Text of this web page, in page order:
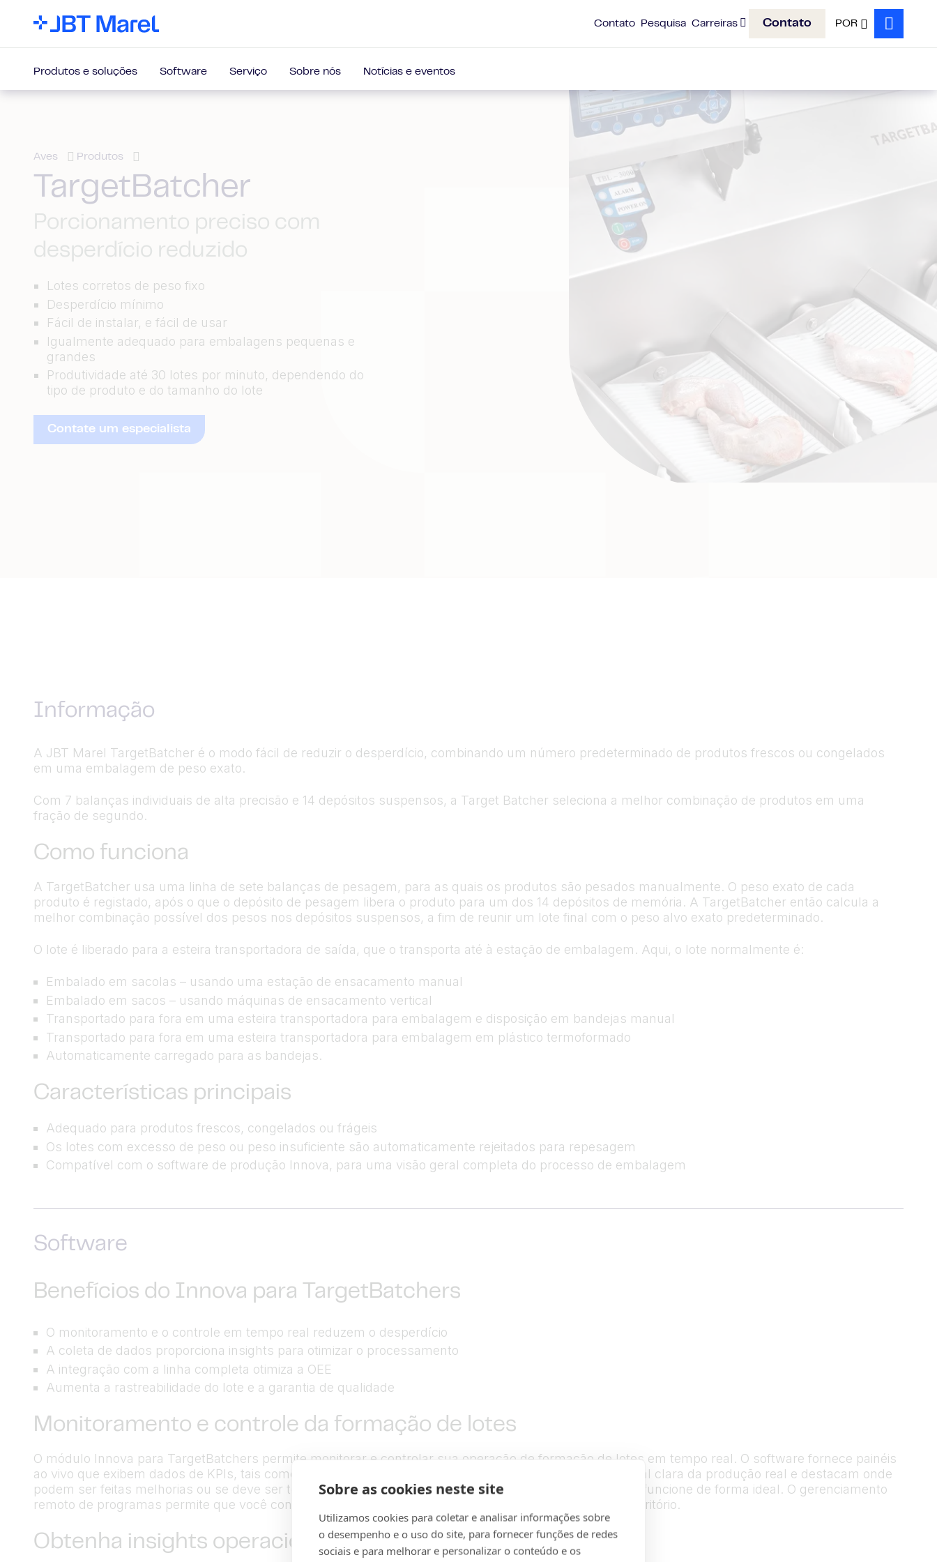
Sobre as cookies neste site
Utilizamos cookies para coletar e analisar informações sobre
o desempenho e o uso do site, para fornecer funções de redes
sociais e para melhorar e personalizar o conteúdo e os
Contato Pesquisa Carreiras Contato POR
Search
Produtos e soluções Software Serviço Sobre nós Notícias e eventos
Aves Produtos
TargetBatcher
Porcionamento preciso com
desperdício reduzido
Lotes corretos de peso fixo
Desperdício mínimo
Fácil de instalar, e fácil de usar
Igualmente adequado para embalagens pequenas e
grandes
Produtividade até 30 lotes por minuto, dependendo do
tipo de produto e do tamanho do lote
Contate um especialista
Informação
A JBT Marel TargetBatcher é o modo fácil de reduzir o desperdício, combinando um número predeterminado de produtos frescos ou congelados
em uma embalagem de peso exato.
Com 7 balanças individuais de alta precisão e 14 depósitos suspensos, a Target Batcher seleciona a melhor combinação de produtos em uma
fração de segundo.
Como funciona
A TargetBatcher usa uma linha de sete balanças de pesagem, para as quais os produtos são pesados manualmente. O peso exato de cada
produto é registado, após o que o depósito de pesagem libera o produto para um dos 14 depósitos de memória. A TargetBatcher então calcula a
melhor combinação possível dos pesos nos depósitos suspensos, a fim de reunir um lote final com o peso alvo exato predeterminado.
O lote é liberado para a esteira transportadora de saída, que o transporta até à estação de embalagem. Aqui, o lote normalmente é:
Embalado em sacolas – usando uma estação de ensacamento manual
Embalado em sacos – usando máquinas de ensacamento vertical
Transportado para fora em uma esteira transportadora para embalagem e disposição em bandejas manual
Transportado para fora em uma esteira transportadora para embalagem em plástico termoformado
Automaticamente carregado para as bandejas.
Características principais
Adequado para produtos frescos, congelados ou frágeis
Os lotes com excesso de peso ou peso insuficiente são automaticamente rejeitados para repesagem
Compatível com o software de produção Innova, para uma visão geral completa do processo de embalagem
Software
Benefícios do Innova para TargetBatchers
O monitoramento e o controle em tempo real reduzem o desperdício
A coleta de dados proporciona insights para otimizar o processamento
A integração com a linha completa otimiza a OEE
Aumenta a rastreabilidade do lote e a garantia de qualidade
Monitoramento e controle da formação de lotes
O módulo Innova para TargetBatchers permite monitorar e controlar sua operação de formação de lotes em tempo real. O software fornece painéis
ao vivo que exibem dados de KPIs, tais como desperdício e produtividade. Eles fornecem uma visão geral clara da produção real e destacam onde
podem ser feitas melhorias ou se deve ser tomada alguma ação corretiva para garantir que a produção funcione de forma ideal. O gerenciamento
remoto de programas permite que você controle as configurações do TargetBatcher diretamente do escritório.
Obtenha insights operacionais